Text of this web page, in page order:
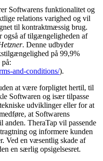
Softwarens funktionalitet og
relations varighed og vil
til kontraktmæssig brug.
af tilgængeligheden af
. Denne udbyder
på 99,9%
and-conditions/).
at være forpligtet hertil, til
Softwaren og især tilpasse
udviklinger eller for at
at Softwarens
TheraTap vil passende
og informere kunden
Ved en væsentlig skade af
en særlig opsigelsesret.